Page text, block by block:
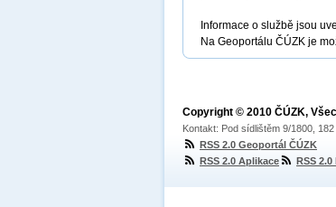
Informace o službě jsou
Na Geoportálu ČÚZK je
Copyright © 2010 ČÚZK,
Kontakt: Pod sídlištěm 9/1800,
RSS 2.0 Geoportál ČÚZK
RSS 2.0 Aplikace
RSS